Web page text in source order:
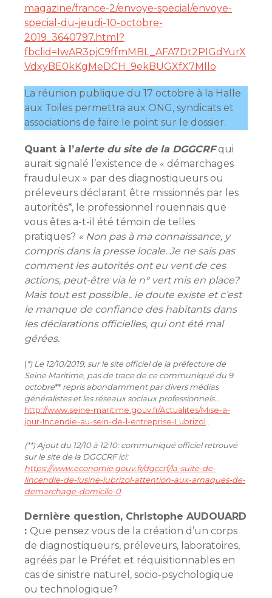
magazine/france-2/envoye-special/envoye-
special-du-jeudi-10-octobre-
2019_3640797.html?
fbclid=IwAR3pjC9ffmMBL_AFA7Dt2PIGdYurX
VdxyBE0kKgMeDCH_9ekBUGXfX7Mllo
La réunion publique du 17 octobre à la Halle
aux Toiles permettra aux ONG, syndicats et
associations de faire le point sur le dossier.
Quant à l’alerte du site de la DGGCRFqui
aurait signalé l’existence de « démarchages
frauduleux » par des diagnostiqueurs ou
préleveurs déclarant être missionnés par les
autorités*, le professionnel rouennais que
vous êtes a-t-il été témoin de telles
pratiques? « Non pas à ma connaissance, y
compris dans la presse locale. Je ne sais pas
comment les autorités ont eu vent de ces
actions, peut-être via le n° vert mis en place?
Mais tout est possible.. le doute existe et c’est
le manque de confiance des habitants dans
les déclarations officielles, qui ont été mal
gérées.
(*) Le 12/10/2019, sur le site officiel de la préfecture de
Seine Maritime, pas de trace de ce communiqué du 9
octobre** repris abondamment par divers médias
généralistes et les réseaux sociaux professionnels…
http://www.seine-maritime.gouv.fr/Actualites/Mise-a-
jour-Incendie-au-sein-de-l-entreprise-Lubrizol
(**) Ajout du 12/10 à 12:10: communiqué officiel retrouvé
sur le site de la DGCCRF ici:
https://www.economie.gouv.fr/dgccrf/la-suite-de-
lincendie-de-lusine-lubrizol-attention-aux-arnaques-de-
demarchage-domicile-0
Dernière question, Christophe AUDOUARD
: Que pensez vous de la création d’un corps
de diagnostiqueurs, préleveurs, laboratoires,
agréés par le Préfet et réquisitionnables en
cas de sinistre naturel, socio-psychologique
ou technologique?